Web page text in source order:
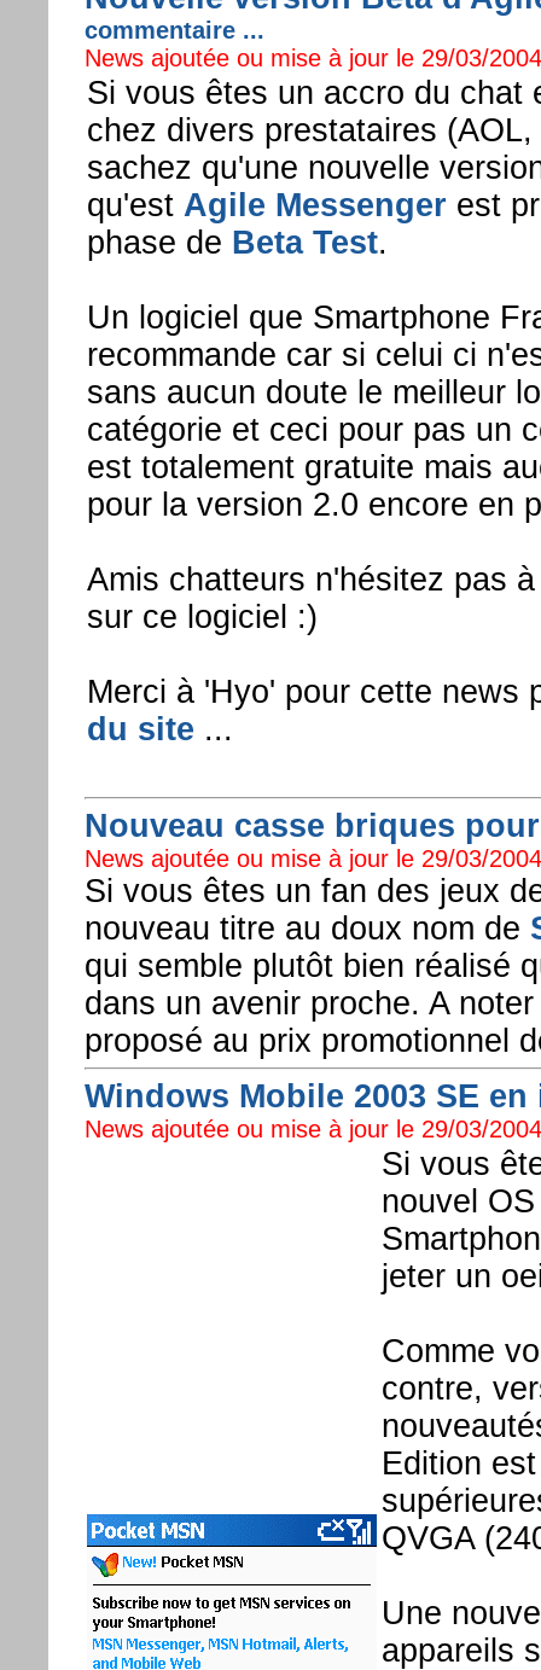
commentaire ...
News ajoutée ou mise à jour le 29/03/
Si vous êtes un accro du chat
chez divers prestataires
sachez qu'une nouvelle
qu'est Agile Messenger est
phase de Beta Test.
Un logiciel que Smartphone
recommande car si celui ci
sans aucun doute le meilleur
catégorie et ceci pour pas un
est totalement gratuite mais
pour la version 2.0 encore en
Amis chatteurs n'hésitez pas
sur ce logiciel :)
Merci à 'Hyo' pour cette news
du site ...
Nouveau casse briques
News ajoutée ou mise à jour le 29/03/
Si vous êtes un fan des jeux
nouveau titre au doux nom de
qui semble plutôt bien réalisé
dans un avenir proche. A
proposé au prix promotionnel
Windows Mobile 2003 SE en
News ajoutée ou mise à jour le 29/03/
Si vous
nouvel
jeter un
Comme
contre,
Edition
QVGA
Une
appareils